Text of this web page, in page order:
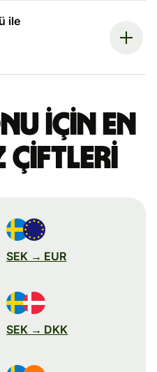
ile
için en
çiftleri
SEK → EUR
SEK → DKK